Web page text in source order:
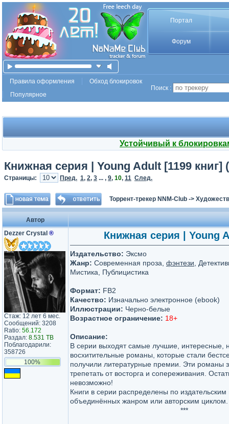
Портал
Форум
Правила оформления
Обход блокировок
Популярное
Поиск :
Устойчивый к
Книжная серия | Young Adult [1199
Страницы: Пред. 1, 2, 3 ... , 9, 10, 11 След.
Торрент-трекер NNM-Club ->
Автор
Dezzer Crystal ®
Стаж: 12 лет 6 мес.
Сообщений: 3208
Ratio: 56.172
Раздал: 8.531 TB
Поблагодарили:
358726
100%
Книжная серия | Young
Издательство: Эксмо
Жанр: Современная проза, фэнтези ,
Мистика, Публицистика
Формат: FB2
Качество: Изначально электронное (ebook)
Иллюстрации: Черно-белые
Возрастное ограничение: 18+
Описание:
В серии выходят самые лучшие, интересные,
восхитительные романы, которые стали
получили литературные премии. Эти романы
трепетать от восторга и сопереживания.
невозможно!
Книги в серии распределены по
объединённых жанром или авторским циклом.
***